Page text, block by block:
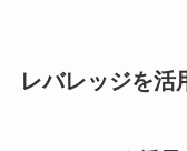
レバレッジを活